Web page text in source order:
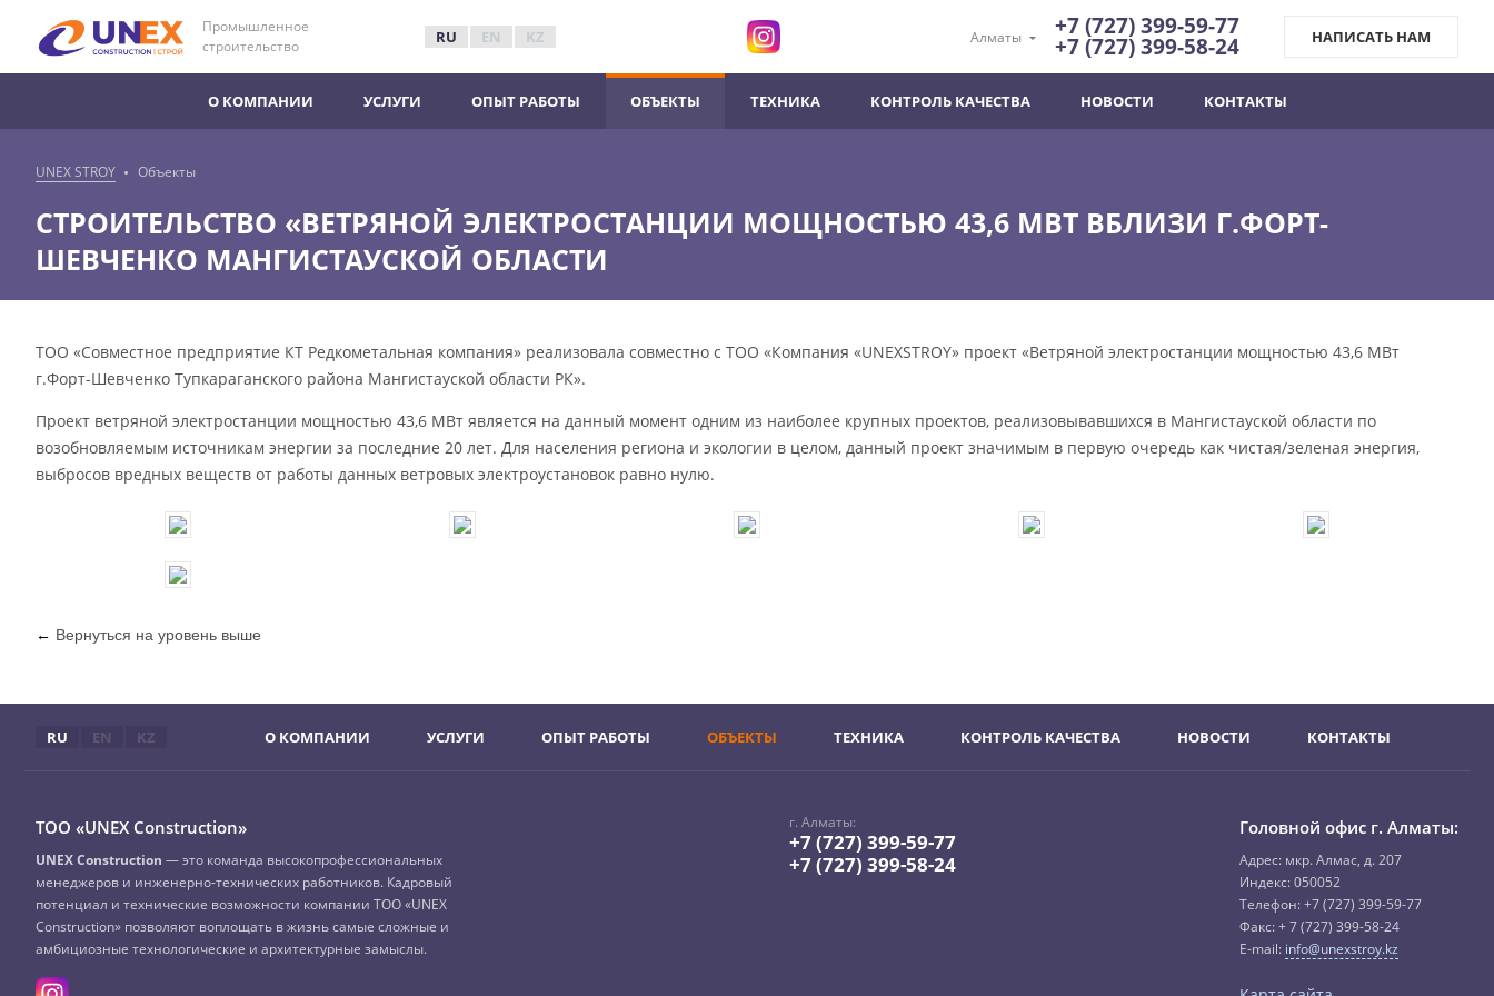
Промышленное
строительство
RU EN KZ Алматы +7 (727) 399-59-77
+7 (727) 399-58-24 НАПИСАТЬ НАМ
О КОМПАНИИ УСЛУГИ ОПЫТ РАБОТЫ ОБЪЕКТЫ ТЕХНИКА КОНТРОЛЬ КАЧЕСТВА НОВОСТИ КОНТАКТЫ
UNEX STROY Объекты
СТРОИТЕЛЬСТВО «ВЕТРЯНОЙ ЭЛЕКТРОСТАНЦИИ МОЩНОСТЬЮ 43,6 МВТ ВБЛИЗИ Г.ФОРТ-
ШЕВЧЕНКО МАНГИСТАУСКОЙ ОБЛАСТИ
ТОО «Совместное предприятие КТ Редкометальная компания» реализовала совместно с ТОО «Компания «UNEXSTROY» проект «Ветряной электростанции мощностью 43,6 МВт
г.Форт-Шевченко Тупкараганского района Мангистауской области РК».
Проект ветряной электростанции мощностью 43,6 МВт является на данный момент одним из наиболее крупных проектов, реализовывавшихся в Мангистауской области по
возобновляемым источникам энергии за последние 20 лет. Для населения региона и экологии в целом, данный проект значимым в первую очередь как чистая/зеленая энергия,
выбросов вредных веществ от работы данных ветровых электроустановок равно нулю.
← Вернуться на уровень выше
RU EN KZ О КОМПАНИИ УСЛУГИ ОПЫТ РАБОТЫ ОБЪЕКТЫ ТЕХНИКА КОНТРОЛЬ КАЧЕСТВА НОВОСТИ КОНТАКТЫ
ТОО «UNEX Construction»
UNEX Construction — это команда высокопрофессиональных
менеджеров и инженерно-технических работников. Кадровый
потенциал и технические возможности компании ТОО «UNEX
Construction» позволяют воплощать в жизнь самые сложные и
амбициозные технологические и архитектурные замыслы.
г. Алматы:
+7 (727) 399-59-77
+7 (727) 399-58-24
Головной офис г. Алматы:
Адрес: мкр. Алмас, д. 207
Индекс: 050052
Телефон:+7 (727) 399-59-77
Факс:+ 7 (727) 399-58-24
E-mail: info@unexstroy.kz